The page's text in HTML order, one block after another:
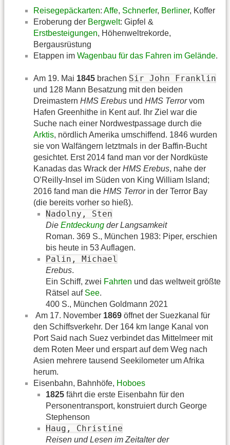
Reisegepäckarten: Affe, Schnerfer, Berliner, Koffer
Eroberung der Bergwelt: Gipfel &
Erstbesteigungen, Höhenweltrekorde,
Bergausrüstung
Etappen im Wagenbau für das Fahren im Gelände.
Am 19. Mai 1845 brachen Sir John Franklin
und 128 Mann Besatzung mit den beiden
Dreimastern HMS Erebus und HMS Terrorvom
Hafen Greenhithe in Kent auf. Ihr Ziel war die
Suche nach einer Nordwestpassage durch die
Arktis, nördlich Amerika umschiffend. 1846 wurden
sie von Walfängern letztmals in der Baffin-Bucht
gesichtet. Erst 2014 fand man vor der Nordküste
Kanadas das Wrack der HMS Erebus, nahe der
OʼReilly-Insel im Süden von King William Island;
2016 fand man die HMS Terrorin der Terror Bay
(die bereits vorher so hieß).
Nadolny, Sten
Die Entdeckung der Langsamkeit
Roman. 369 S., München 1983: Piper, erschien
bis heute in 53 Auflagen.
Palin, Michael
Erebus.
Ein Schiff, zwei Fahrten und das weltweit größte
Rätsel auf See.
400 S., München Goldmann 2021
Am 17. November 1869 öffnet der Suezkanal für
den Schiffsverkehr. Der 164 km lange Kanal von
Port Said nach Suez verbindet das Mittelmeer mit
dem Roten Meer und erspart auf dem Weg nach
Asien mehrere tausend Seekilometer um Afrika
herum.
Eisenbahn, Bahnhöfe, Hoboes
1825 fährt die erste Eisenbahn für den
Personentransport, konstruiert durch George
Stephenson
Haug, Christine
Reisen und Lesen im Zeitalter der